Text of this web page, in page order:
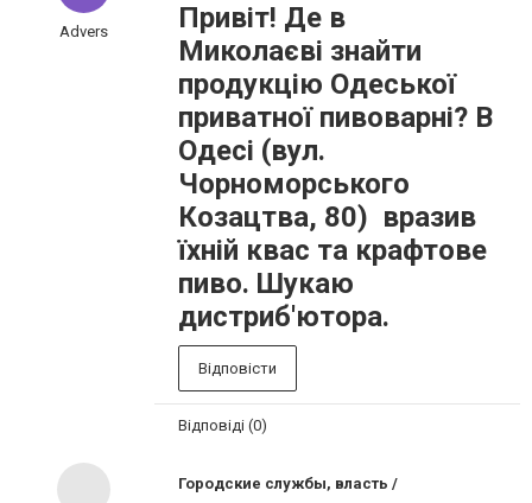
Advers
Привіт! Де в
Миколаєві знайти
продукцію Одеської
приватної пивоварні? В
Одесі (вул.
Чорноморського
Козацтва, 80) вразив
їхній квас та крафтове
пиво. Шукаю
дистриб'ютора.
Відповісти
Відповіді (0)
Городские службы, власть /